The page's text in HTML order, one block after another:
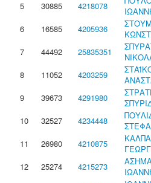
5
30885 4218078
6
16585 4205936
7
44492 25835351
8
11052 4203259
9
39673 4291980
10
32527 4234448
11
26980 4210875
12
25274 4215273